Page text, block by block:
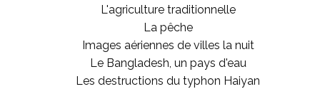
L'agriculture traditionnelle
La pêche
Images aériennes de villes la nuit
Le Bangladesh, un pays d'eau
Les destructions du typhon Haiyan